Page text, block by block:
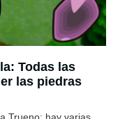
Todas las
las piedras
Trueno; hay varias